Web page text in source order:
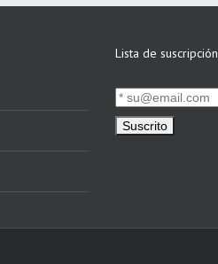
Lista de suscripción